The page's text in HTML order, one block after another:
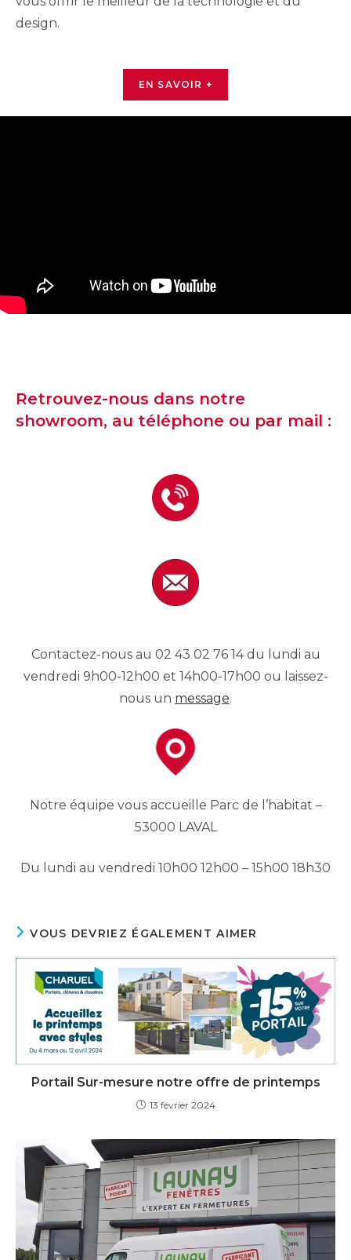
design.
EN SAVOIR +
Retrouvez-nous dans notre
showroom, au téléphone ou par mail :
Contactez-nous au 02 43 02 76 14 du lundi au
vendredi 9h00-12h00 et 14h00-17h00 ou laissez-
nous un message.
Notre équipe vous accueille Parc de l’habitat –
53000 LAVAL
Du lundi au vendredi 10h00 12h00 – 15h00 18h30
VOUS DEVRIEZ ÉGALEMENT AIMER
Portail Sur-mesure notre offre de printemps
13 février 2024